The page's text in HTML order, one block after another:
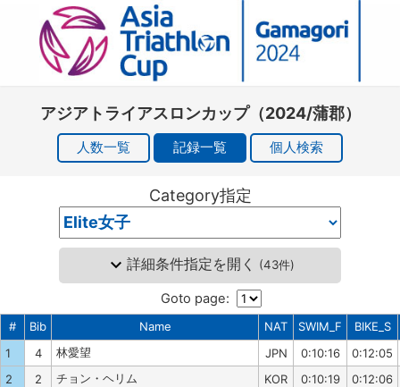
アジアトライアスロンカップ（2024/蒲郡）
人数一覧 記録一覧 個人検索
Category指定
詳細条件指定を開く (43件)
Goto page:
# Bib Name NAT SWIM_F
BIKE_S
1
4 林愛望 JPN 0:10:16
0:12:05
2
2 チョン・ヘリム KOR 0:10:19
0:12:06